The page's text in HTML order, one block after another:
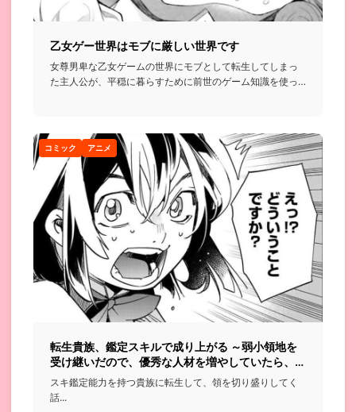
乙女ゲー世界はモブに厳しい世界です
女尊男卑な乙女ゲームの世界にモブとして転生してしまっ
た主人公が、平穏に暮らすために前世のゲーム知識を使っ
コミック アニメ
転生貴族、鑑定スキルで成り上がる ～弱小領地を
受け継いだので、優秀な人材を増やしていたら、最
強領地になってた～
スキ鑑定能力を持つ貴族に転生して、領を切り盛りしてく
話...